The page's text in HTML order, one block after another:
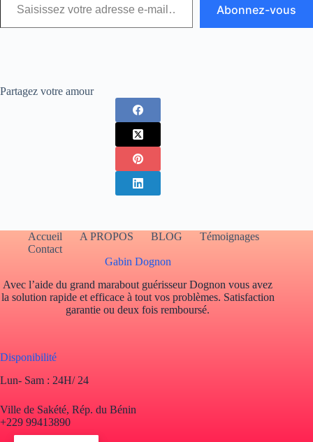
Abonnez-vous
Partagez votre amour
Accueil A PROPOS BLOG
Témoignages
Contact
Gabin Dognon
Avec l’aide du grand marabout guérisseur Dognon vous avez
la solution rapide et efficace à tout vos problèmes. Satisfaction
garantie ou deux fois remboursé.
Disponibilité
Lun- Sam : 24H/ 24
Ville de Sakété, Rép. du Bénin
+229 99413890